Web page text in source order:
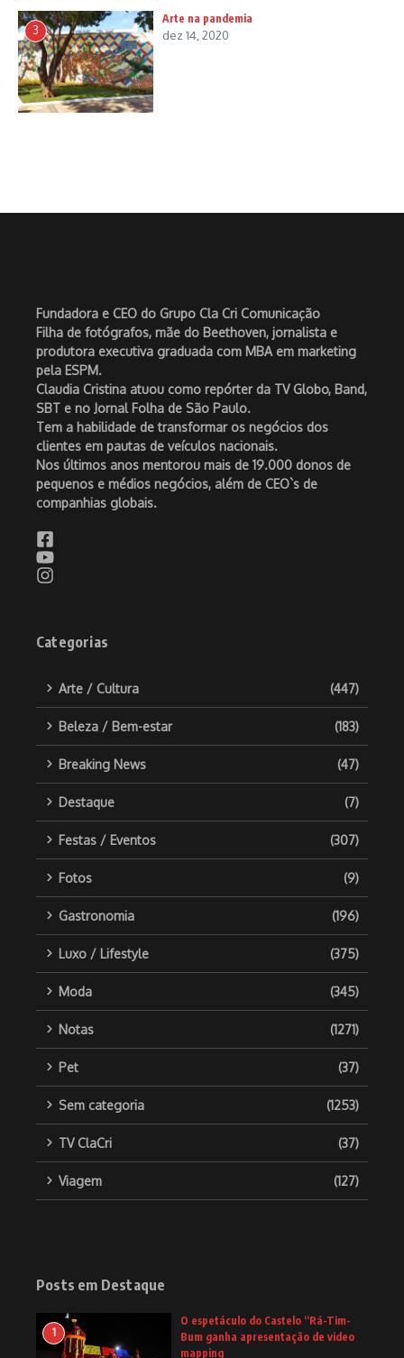
3
Arte na pandemia
dez 14, 2020
Fundadora e CEO do Grupo Cla Cri Comunicação
Filha de fotógrafos, mãe do Beethoven, jornalista e
produtora executiva graduada com MBA em marketing
pela ESPM.
Claudia Cristina atuou como repórter da TV Globo, Band,
SBT e no Jornal Folha de São Paulo.
Tem a habilidade de transformar os negócios dos
clientes em pautas de veículos nacionais.
Nos últimos anos mentorou mais de 19.000 donos de
pequenos e médios negócios, além de CEO`s de
companhias globais.
Categorias
Arte / Cultura (447)
Beleza / Bem-estar (183)
Breaking News (47)
Destaque (7)
Festas / Eventos (307)
Fotos (9)
Gastronomia (196)
Luxo / Lifestyle (375)
Moda (345)
Notas (1271)
Pet (37)
Sem categoria (1253)
TV ClaCri (37)
Viagem (127)
Posts em Destaque
1
O espetáculo do Castelo “Rá-Tim-
Bum ganha apresentação de video
mapping